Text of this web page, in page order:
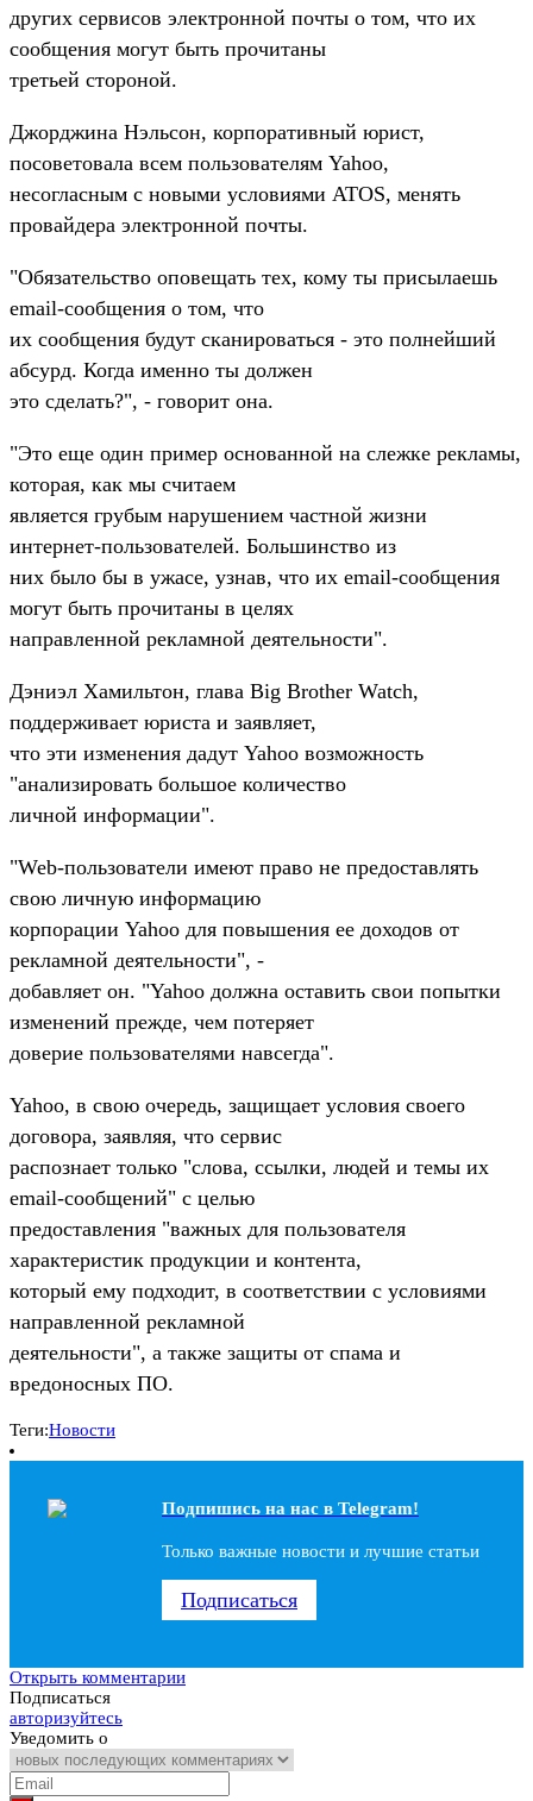
других сервисов электронной почты о том, что их
сообщения могут быть прочитаны
третьей стороной.
Джорджина Нэльсон, корпоративный юрист,
посоветовала всем пользователям Yahoo,
несогласным с новыми условиями ATOS, менять
провайдера электронной почты.
"Обязательство оповещать тех, кому ты присылаешь
email-сообщения о том, что
их сообщения будут сканироваться - это полнейший
абсурд. Когда именно ты должен
это сделать?", - говорит она.
"Это еще один пример основанной на слежке рекламы,
которая, как мы считаем
является грубым нарушением частной жизни
интернет-пользователей. Большинство из
них было бы в ужасе, узнав, что их email-сообщения
могут быть прочитаны в целях
направленной рекламной деятельности".
Дэниэл Хамильтон, глава Big Brother Watch,
поддерживает юриста и заявляет,
что эти изменения дадут Yahoo возможность
"анализировать большое количество
личной информации".
"Web-пользователи имеют право не предоставлять
свою личную информацию
корпорации Yahoo для повышения ее доходов от
рекламной деятельности", -
добавляет он. "Yahoo должна оставить свои попытки
изменений прежде, чем потеряет
доверие пользователями навсегда".
Yahoo, в свою очередь, защищает условия своего
договора, заявляя, что сервис
распознает только "слова, ссылки, людей и темы их
email-сообщений" с целью
предоставления "важных для пользователя
характеристик продукции и контента,
который ему подходит, в соответствии с условиями
направленной рекламной
деятельности", а также защиты от спама и
вредоносных ПО.
Теги:Новости
Подпишись на наc в Telegram!
Только важные новости и лучшие статьи
Подписаться
Открыть комментарии
Подписаться
авторизуйтесь
Уведомить о